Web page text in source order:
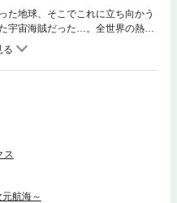
た地球、そこでこれに立ち向かう
宇宙海賊だった…。全世界の熱い
ス
航海～